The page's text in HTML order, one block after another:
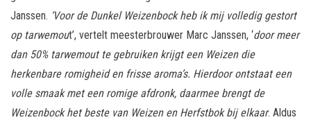
Janssen. ‘Voor de Dunkel Weizenbock heb ik mij volledig gestort
op tarwemout’, vertelt meesterbrouwer Marc Janssen, ‘door meer
dan 50% tarwemout te gebruiken krijgt een Weizen die
herkenbare romigheid en frisse aroma’s. Hierdoor ontstaat een
volle smaak met een romige afdronk, daarmee brengt de
Weizenbock het beste van Weizen en Herfstbok bij elkaar. Aldus